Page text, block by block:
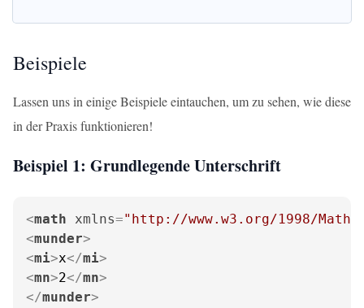
Beispiele
Lassen uns in einige Beispiele eintauchen, um zu sehen, wie diese
in der Praxis funktionieren!
Beispiel 1: Grundlegende Unterschrift
<math xmlns="http://www.w3.org/1998/Math/
<munder>
<mi>x</mi>
<mn>2</mn>
</munder>